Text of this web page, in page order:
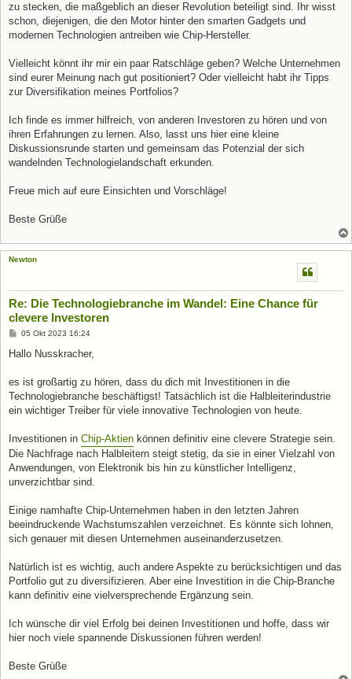
zu stecken, die maßgeblich an dieser Revolution beteiligt sind. Ihr wisst
schon, diejenigen, die den Motor hinter den smarten Gadgets und
modernen Technologien antreiben wie Chip-Hersteller.
Vielleicht könnt ihr mir ein paar Ratschläge geben? Welche Unternehmen
sind eurer Meinung nach gut positioniert? Oder vielleicht habt ihr Tipps
zur Diversifikation meines Portfolios?
Ich finde es immer hilfreich, von anderen Investoren zu hören und von
ihren Erfahrungen zu lernen. Also, lasst uns hier eine kleine
Diskussionsrunde starten und gemeinsam das Potenzial der sich
wandelnden Technologielandschaft erkunden.
Freue mich auf eure Einsichten und Vorschläge!
Beste Grüße
Newton
Re: Die Technologiebranche im Wandel: Eine Chance für
clevere Investoren
B
i
a
05 Okt 2023 16:24
Hallo Nusskracher,
es ist großartig zu hören, dass du dich mit Investitionen in die
Technologiebranche beschäftigst! Tatsächlich ist die Halbleiterindustrie
ein wichtiger Treiber für viele innovative Technologien von heute.
Investitionen in Chip-Aktien können definitiv eine clevere Strategie sein.
Die Nachfrage nach Halbleitern steigt stetig, da sie in einer Vielzahl von
Anwendungen, von Elektronik bis hin zu künstlicher Intelligenz,
unverzichtbar sind.
Einige namhafte Chip-Unternehmen haben in den letzten Jahren
beeindruckende Wachstumszahlen verzeichnet. Es könnte sich lohnen,
sich genauer mit diesen Unternehmen auseinanderzusetzen.
Natürlich ist es wichtig, auch andere Aspekte zu berücksichtigen und das
Portfolio gut zu diversifizieren. Aber eine Investition in die Chip-Branche
kann definitiv eine vielversprechende Ergänzung sein.
Ich wünsche dir viel Erfolg bei deinen Investitionen und hoffe, dass wir
hier noch viele spannende Diskussionen führen werden!
Beste Grüße